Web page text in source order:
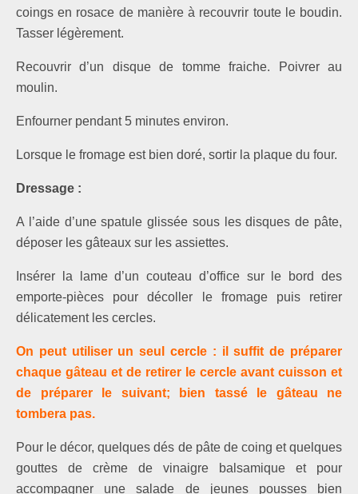
coings en rosace de manière à recouvrir toute le boudin.
Tasser légèrement.
Recouvrir d’un disque de tomme fraiche. Poivrer au
moulin.
Enfourner pendant 5 minutes environ.
Lorsque le fromage est bien doré, sortir la plaque du four.
Dressage :
A l’aide d’une spatule glissée sous les disques de pâte,
déposer les gâteaux sur les assiettes.
Insérer la lame d’un couteau d’office sur le bord des
emporte-pièces pour décoller le fromage puis retirer
délicatement les cercles.
On peut utiliser un seul cercle : il suffit de préparer
chaque gâteau et de retirer le cercle avant cuisson et
de préparer le suivant; bien tassé le gâteau ne
tombera pas.
Pour le décor, quelques dés de pâte de coing et quelques
gouttes de crème de vinaigre balsamique et pour
accompagner une salade de jeunes pousses bien